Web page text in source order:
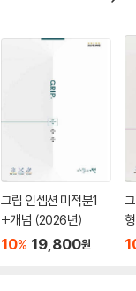
그립 인셉션 미적분1
+개념 (2026년)
10% 19,800원